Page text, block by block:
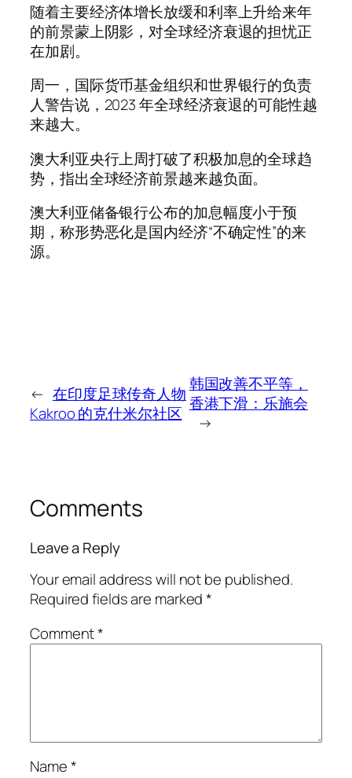
随着主要经济体增长放缓和利率上升给来年
的前景蒙上阴影，对全球经济衰退的担忧正
在加剧。
周一，国际货币基金组织和世界银行的负责
人警告说，2023 年全球经济衰退的可能性越
来越大。
澳大利亚央行上周打破了积极加息的全球趋
势，指出全球经济前景越来越负面。
澳大利亚储备银行公布的加息幅度小于预
期，称形势恶化是国内经济“不确定性”的来
源。
← 在印度足球传奇人物
Kakroo 的克什米尔社区
韩国改善不平等，
香港下滑：乐施会
→
Comments
Leave a Reply
Your email address will not be published.
Required fields are marked*
Comment*
Name*